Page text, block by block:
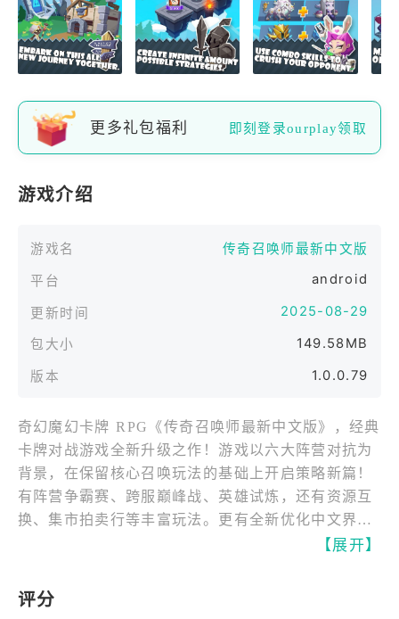
更多礼包福利 即刻登录ourplay领取
游戏介绍
游戏名
传奇召唤师最新中文版
平台
android
更新时间 2025-08-29
包大小 149.58MB
版本 1.0.0.79
奇幻魔幻卡牌 RPG《传奇召唤师最新中文版》，经典
卡牌对战游戏全新升级之作！游戏以六大阵营对抗为
背景，在保留核心召唤玩法的基础上开启策略新篇！
有阵营争霸赛、跨服巅峰战、英雄试炼，还有资源互
换、集市拍卖行等丰富玩法。更有全新优化中文界
面，流畅操作体验和个性皮肤系统，24 小时自动战斗
六大阵营构筑独特战场，光暗水火风土属性交织制
衡。搭配英雄羁绊组合，上百种技能衔接与释放时
【展开】
评分